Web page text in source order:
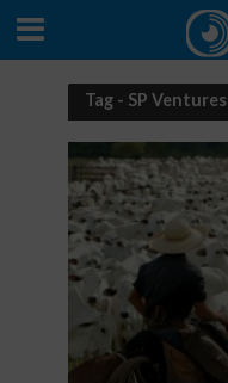
Tag - SP Ventures